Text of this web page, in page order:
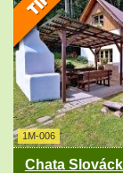
1M-006
Chata